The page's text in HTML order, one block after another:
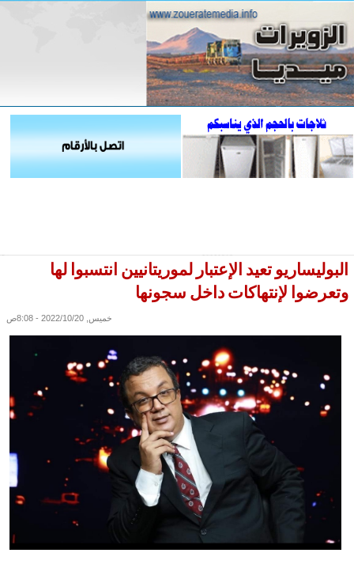
البوليساريو تعيد الإعتبار لموريتانيين انتسبوا لها
وتعرضوا لإنتهاكات داخل سجونها
خميس, 2022/10/20 - 8:08ص